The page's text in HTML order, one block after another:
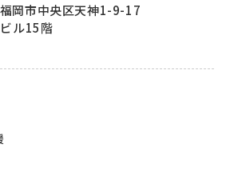
岡市中央区天神1-9-17
ル15階